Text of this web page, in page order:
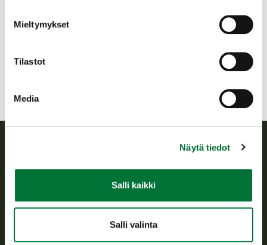
Mieltymykset
Tilastot
Media
Näytä tiedot
Salli kaikki
Salli valinta
Juho Haapakorpi 0407483072 tai
Suomen riistakeskus edistää kestävää riistataloutta, tukee
riistanhoitoyhdistysten toimintaa ja huolehtii riistapolitiikan